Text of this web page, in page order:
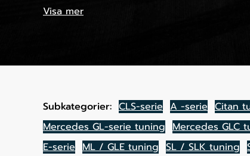
Visa mer
Subkategorier: CLS-serie A -serie Citan
Mercedes GL-serie tuning Mercedes GLC
E-serie ML / GLE tuning SL / SLK tuning